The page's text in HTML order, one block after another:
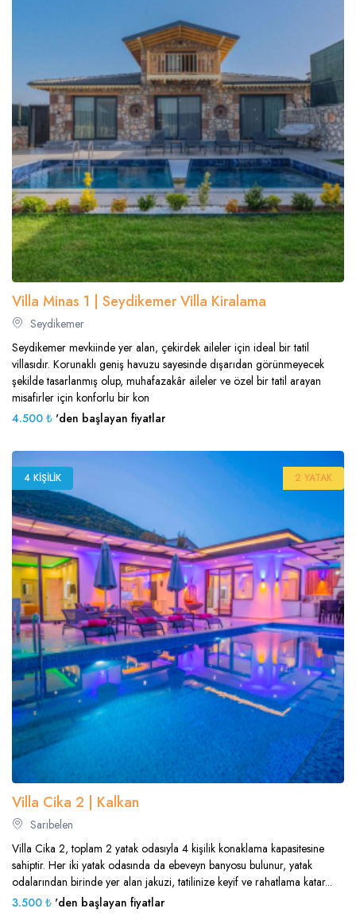
Villa Minas 1 | Seydikemer Villa Kiralama
Seydikemer
Seydikemer mevkiinde yer alan, çekirdek aileler için ideal bir tatil
villasıdır. Korunaklı geniş havuzu sayesinde dışarıdan görünmeyecek
şekilde tasarlanmış olup, muhafazakâr aileler ve özel bir tatil arayan
misafirler için konforlu bir kon
4.500 ₺ 'den başlayan fiyatlar
4 KIŞILIK 2 YATAK
Villa Cika 2 | Kalkan
Sarıbelen
Villa Cika 2, toplam 2 yatak odasıyla 4 kişilik konaklama kapasitesine
sahiptir. Her iki yatak odasında da ebeveyn banyosu bulunur, yatak
odalarından birinde yer alan jakuzi, tatilinize keyif ve rahatlama katar...
3.500 ₺ 'den başlayan fiyatlar